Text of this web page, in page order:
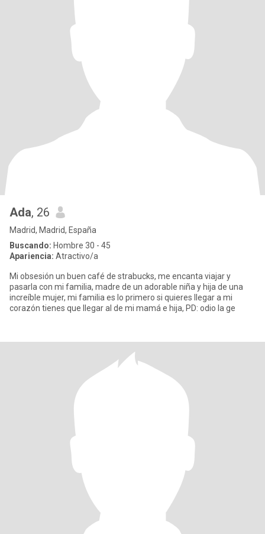
Ada, 26
Madrid, Madrid, España
Buscando: Hombre 30 - 45
Apariencia: Atractivo/a
Mi obsesión un buen café de strabucks, me encanta viajar y
pasarla con mi familia, madre de un adorable niña y hija de una
increíble mujer, mi familia es lo primero si quieres llegar a mi
corazón tienes que llegar al de mi mamá e hija, PD: odio la ge